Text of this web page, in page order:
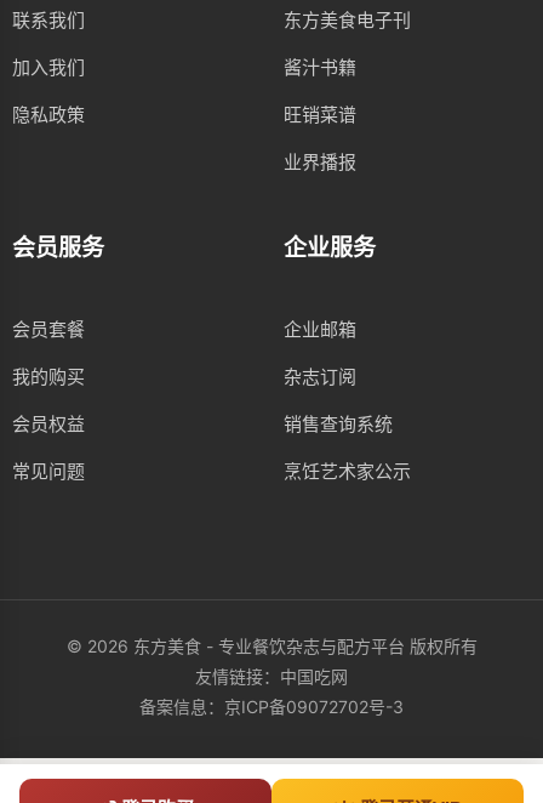
联系我们
加入我们
隐私政策
东方美食电子刊
酱汁书籍
旺销菜谱
业界播报
会员服务
会员套餐
我的购买
会员权益
常见问题
企业服务
企业邮箱
杂志订阅
销售查询系统
烹饪艺术家公示
© 2026 东方美食 - 专业餐饮杂志与配方平台 版权所有
友情链接： 中国吃网
备案信息： 京ICP备09072702号-3